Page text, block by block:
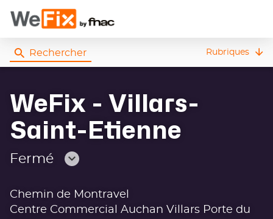
Rechercher Rubriques
WeFix - Villars-
Saint-Etienne
Fermé
Consulter
horaires
Chemin de Montravel
Centre Commercial Auchan Villars Porte du